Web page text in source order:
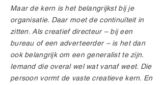
Maar de kern is het belangrijkst bij je
organisatie. Daar moet de continuïteit in
zitten. Als creatief directeur – bij een
bureau of een adverteerder – is het dan
ook belangrijk om een generalist te zijn.
Iemand die overal wel wat vanaf weet. Die
persoon vormt de vaste creatieve kern. En